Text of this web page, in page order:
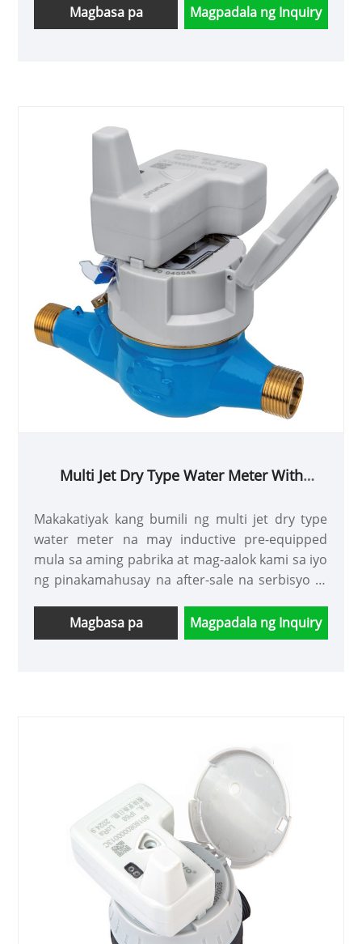
Magbasa pa Magpadala ng Inquiry
Multi Jet Dry Type Water Meter With
approval
Makakatiyak kang bumili ng multi jet dry type
water meter na may inductive pre-equipped
mula sa aming pabrika at mag-aalok kami sa iyo
ng pinakamahusay na after-sale na serbisyo at
Magbasa pa
Magpadala ng Inquiry